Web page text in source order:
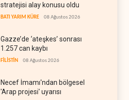
stratejisi alay konusu oldu
BATI YARIM KÜRE 08 Ağustos 2026
Gazze’de ‘ateşkes’ sonrası
1.257 can kaybı
FİLİSTİN 08 Ağustos 2026
Necef İmamı'ndan bölgesel
'Arap projesi' uyarısı